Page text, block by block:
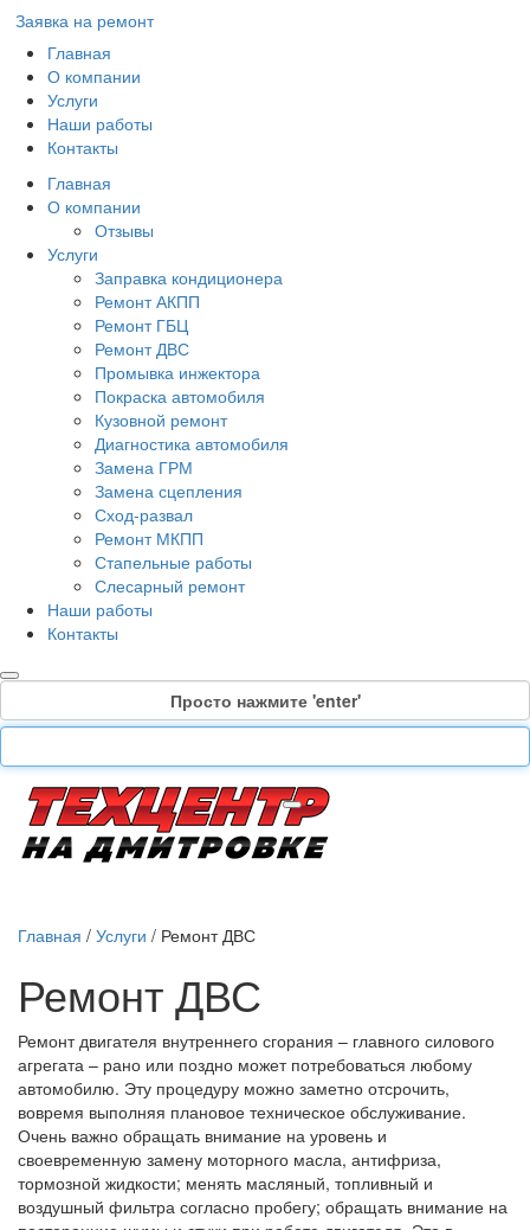
Заявка на ремонт
Главная
О компании
Услуги
Наши работы
Контакты
Главная
О компании
Отзывы
Услуги
Заправка кондиционера
Ремонт АКПП
Ремонт ГБЦ
Ремонт ДВС
Промывка инжектора
Покраска автомобиля
Кузовной ремонт
Диагностика автомобиля
Замена ГРМ
Замена сцепления
Сход-развал
Ремонт МКПП
Стапельные работы
Слесарный ремонт
Наши работы
Контакты
Просто нажмите 'enter'
Главная / Услуги / Ремонт ДВС
Ремонт ДВС
Ремонт двигателя внутреннего сгорания – главного силового
агрегата – рано или поздно может потребоваться любому
автомобилю. Эту процедуру можно заметно отсрочить,
вовремя выполняя плановое техническое обслуживание.
Очень важно обращать внимание на уровень и
своевременную замену моторного масла, антифриза,
тормозной жидкости; менять масляный, топливный и
воздушный фильтра согласно пробегу; обращать внимание на